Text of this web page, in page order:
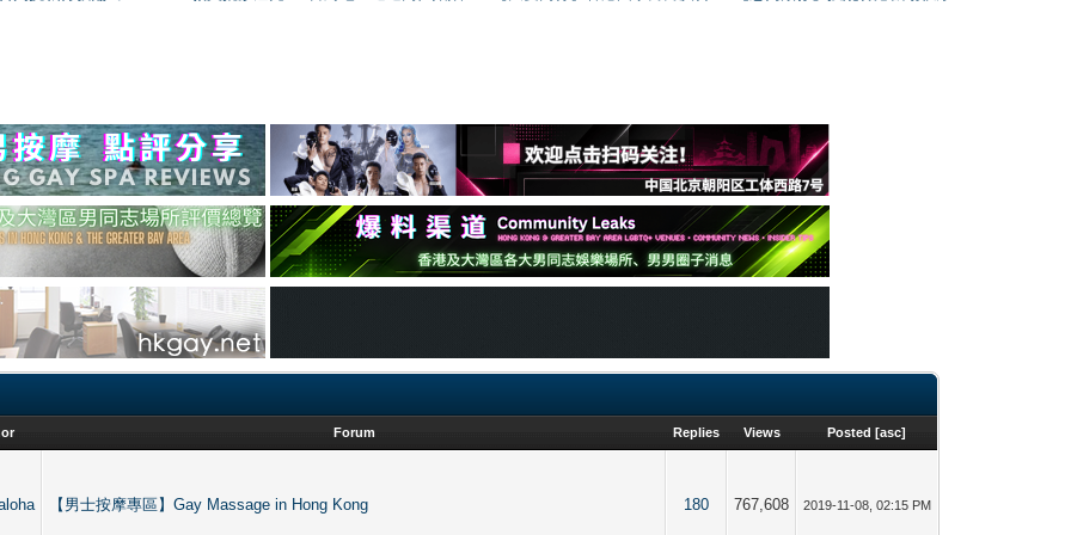
Forum Replies Views Posted [asc]
【男士按摩專區】Gay Massage in Hong Kong 180 767,608 2019-11-08, 02:15 PM